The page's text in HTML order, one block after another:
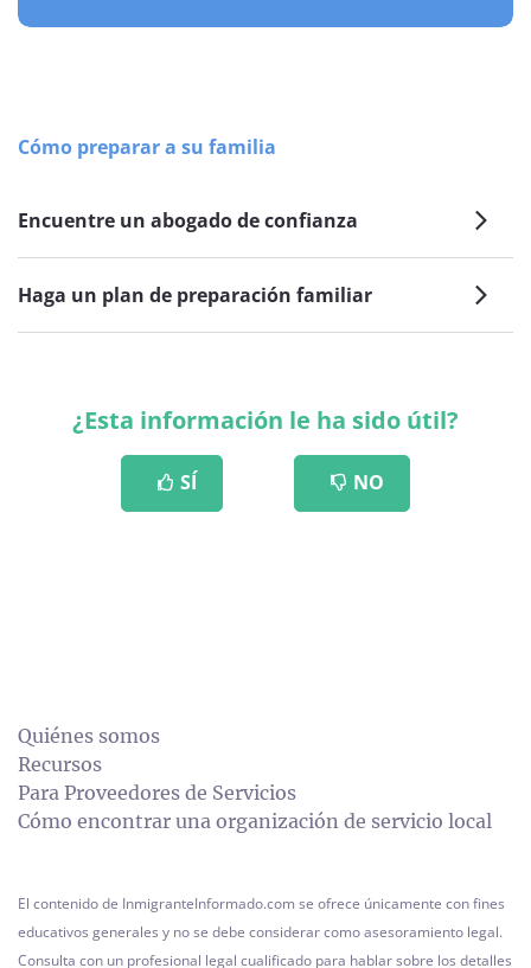
Cómo preparar a su familia
Encuentre un abogado de confianza
Haga un plan de preparación familiar
¿Esta información le ha sido útil?
SÍ NO
Quiénes somos
Recursos
Para Proveedores de Servicios
Cómo encontrar una organización de servicio local
El contenido de InmigranteInformado.com se ofrece únicamente con fines
educativos generales y no se debe considerar como asesoramiento legal.
Consulta con un profesional legal cualificado para hablar sobre los detalles